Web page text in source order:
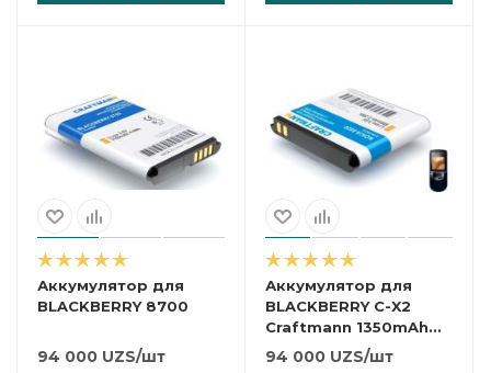
Аккумулятор для
BLACKBERRY 8700
94 000 UZS/шт
Аккумулятор для
BLACKBERRY C-X2
Craftmann 1350mAh
для BlackBerry 8800,
94 000 UZS/шт